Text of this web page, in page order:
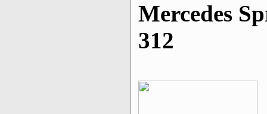
Mеrcedes
312